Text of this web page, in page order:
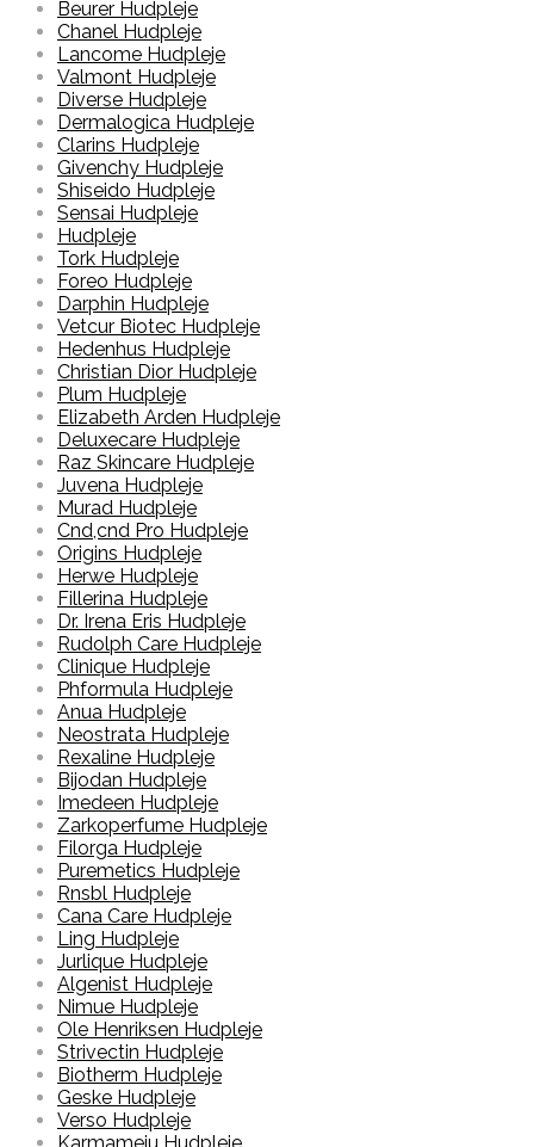
Beurer Hudpleje
Chanel Hudpleje
Lancome Hudpleje
Valmont Hudpleje
Diverse Hudpleje
Dermalogica Hudpleje
Clarins Hudpleje
Givenchy Hudpleje
Shiseido Hudpleje
Sensai Hudpleje
Hudpleje
Tork Hudpleje
Foreo Hudpleje
Darphin Hudpleje
Vetcur Biotec Hudpleje
Hedenhus Hudpleje
Christian Dior Hudpleje
Plum Hudpleje
Elizabeth Arden Hudpleje
Deluxecare Hudpleje
Raz Skincare Hudpleje
Juvena Hudpleje
Murad Hudpleje
Cnd,cnd Pro Hudpleje
Origins Hudpleje
Herwe Hudpleje
Fillerina Hudpleje
Dr. Irena Eris Hudpleje
Rudolph Care Hudpleje
Clinique Hudpleje
Phformula Hudpleje
Anua Hudpleje
Neostrata Hudpleje
Rexaline Hudpleje
Bijodan Hudpleje
Imedeen Hudpleje
Zarkoperfume Hudpleje
Filorga Hudpleje
Puremetics Hudpleje
Rnsbl Hudpleje
Cana Care Hudpleje
Ling Hudpleje
Jurlique Hudpleje
Algenist Hudpleje
Nimue Hudpleje
Ole Henriksen Hudpleje
Strivectin Hudpleje
Biotherm Hudpleje
Geske Hudpleje
Verso Hudpleje